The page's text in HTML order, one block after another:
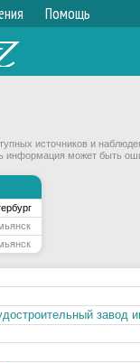
Помощь
источников и
информация может быть